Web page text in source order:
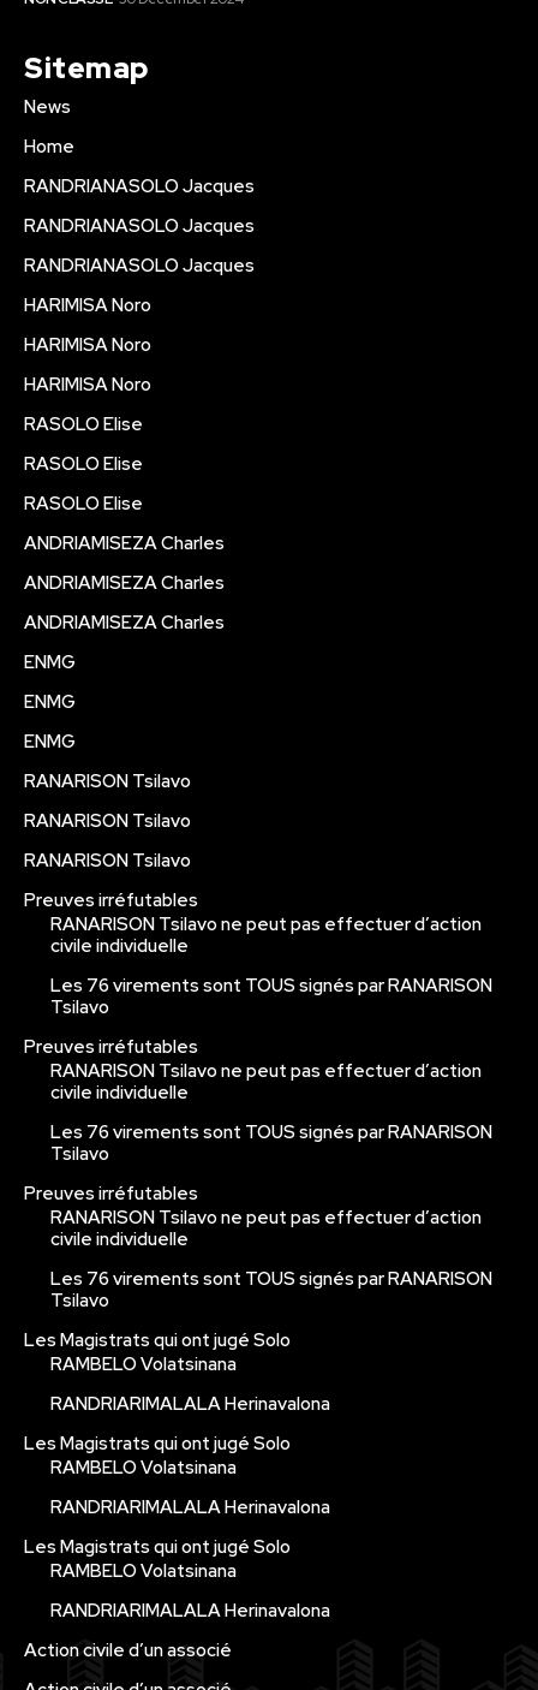
Sitemap
News
Home
RANDRIANASOLO Jacques
RANDRIANASOLO Jacques
RANDRIANASOLO Jacques
HARIMISA Noro
HARIMISA Noro
HARIMISA Noro
RASOLO Elise
RASOLO Elise
RASOLO Elise
ANDRIAMISEZA Charles
ANDRIAMISEZA Charles
ANDRIAMISEZA Charles
ENMG
ENMG
ENMG
RANARISON Tsilavo
RANARISON Tsilavo
RANARISON Tsilavo
Preuves irréfutables
RANARISON Tsilavo ne peut pas effectuer d’action
civile individuelle
Les 76 virements sont TOUS signés par RANARISON
Tsilavo
Preuves irréfutables
RANARISON Tsilavo ne peut pas effectuer d’action
civile individuelle
Les 76 virements sont TOUS signés par RANARISON
Tsilavo
Preuves irréfutables
RANARISON Tsilavo ne peut pas effectuer d’action
civile individuelle
Les 76 virements sont TOUS signés par RANARISON
Tsilavo
Les Magistrats qui ont jugé Solo
RAMBELO Volatsinana
RANDRIARIMALALA Herinavalona
Les Magistrats qui ont jugé Solo
RAMBELO Volatsinana
RANDRIARIMALALA Herinavalona
Les Magistrats qui ont jugé Solo
RAMBELO Volatsinana
RANDRIARIMALALA Herinavalona
Action civile d’un associé